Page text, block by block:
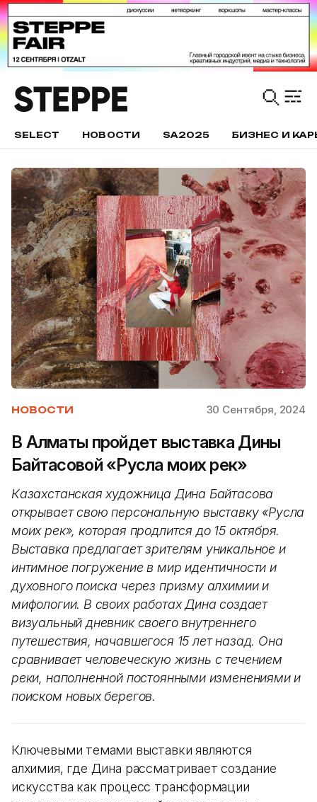
SELECT НОВОСТИ SA2025 БИЗНЕС И
НОВОСТИ 30 Сентября, 2024
В Алматы пройдет выставка Дины
Байтасовой «Русла моих рек»
Казахстанская художница Дина Байтасова
открывает свою персональную выставку «Русла
моих рек», которая продлится до 15 октября.
Выставка предлагает зрителям уникальное и
интимное погружение в мир идентичности и
духовного поиска через призму алхимии и
мифологии. В своих работах Дина создает
визуальный дневник своего внутреннего
путешествия, начавшегося 15 лет назад. Она
сравнивает человеческую жизнь с течением
реки, наполненной постоянными изменениями и
поиском новых берегов.
Ключевыми темами выставки являются
алхимия, где Дина рассматривает создание
искусства как процесс трансформации